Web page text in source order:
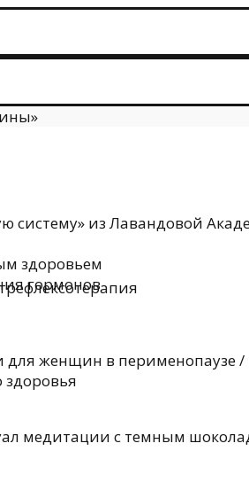
систему» из Лавандовой
здоровьем
гормонов
женщин в перименопаузе /
здоровья
медитации с темным